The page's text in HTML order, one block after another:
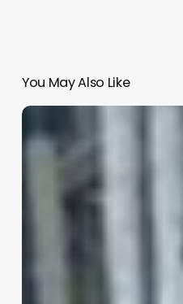
You May Also Like
Se
intensifican
bombardeos